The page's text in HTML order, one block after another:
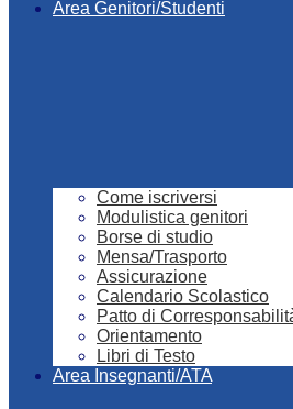
Area Genitori/Studenti
Come iscriversi
Modulistica genitori
Borse di studio
Mensa/Trasporto
Assicurazione
Calendario Scolastico
Patto di
Orientamento
Libri di Testo
Area Insegnanti/ATA